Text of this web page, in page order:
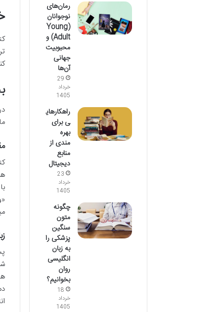
رمان‌های
نوجوانان
(Young
Adult) و
محبوبیت
جهانی
آن‌ها
29
خرداد
1405
راهکارهای
ی برای
بهره
مندی از
منابع
دیجیتال
23
خرداد
1405
چگونه
متون
سنگین
پزشکی را
به زبان
انگلیسی
روان
بخوانیم؟
18
خرداد
1405